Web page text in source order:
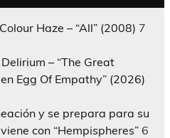
Haze – “All” (2008) 7
– “The Great
Egg Of Empathy” (2026)
y se prepara para su
con “Hempispheres” 6